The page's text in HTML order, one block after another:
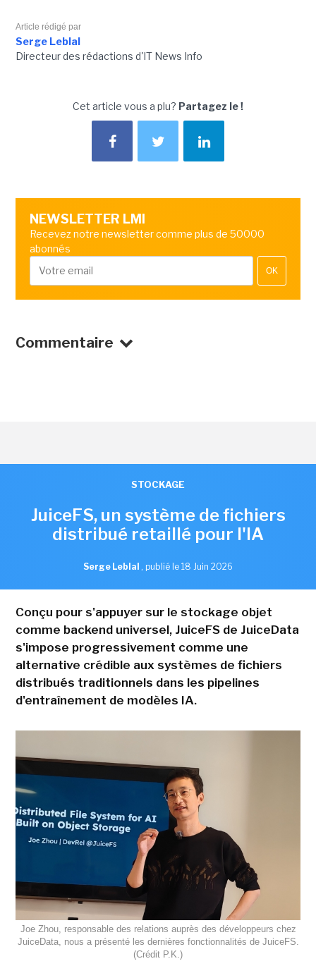
Article rédigé par
Serge Leblal
Directeur des rédactions d'IT News Info
Cet article vous a plu? Partagez le !
NEWSLETTER LMI
Recevez notre newsletter comme plus de 50000
abonnés
OK
Commentaire
STOCKAGE
JuiceFS, un système de fichiers
distribué retaillé pour l'IA
Serge Leblal , publié le 18 Juin 2026
Conçu pour s'appuyer sur le stockage objet
comme backend universel, JuiceFS de JuiceData
s'impose progressivement comme une
alternative crédible aux systèmes de fichiers
distribués traditionnels dans les pipelines
d'entraînement de modèles IA.
Joe Zhou, responsable des relations auprès des développeurs chez
JuiceData, nous a présenté les dernières fonctionnalités de JuiceFS.
(Crédit P.K.)